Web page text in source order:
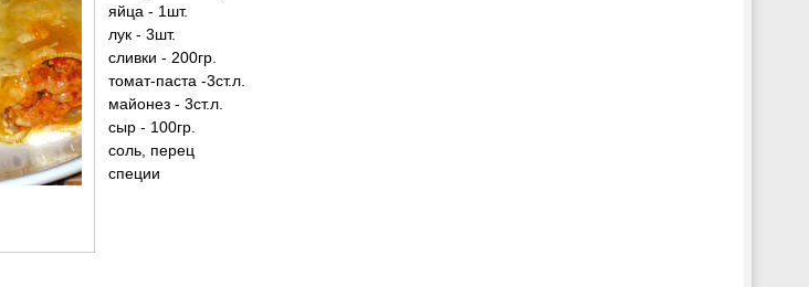
яйца - 1шт.
лук - 3шт.
сливки - 200гр.
томат-паста -3ст.л.
майонез - 3ст.л.
сыр - 100гр.
соль, перец
специи